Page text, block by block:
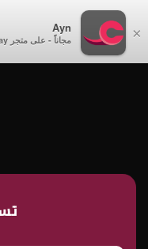
×
Ayn
مجاناً - على متجر Google Play